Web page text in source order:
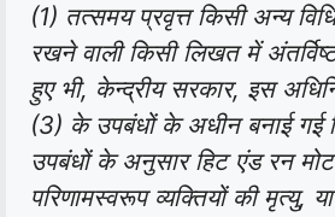
(1) तत्समय प्रवृत्त किसी अन्य
रखने वाली किसी लिखत में
हुए भी, केन्द्रीय सरकार, इस
(3) के उपबंधों के अधीन बनाई गई
उपबंधों के अनुसार हिट एंड रन
परिणामस्वरूप व्यक्तियों की मृत्यु,